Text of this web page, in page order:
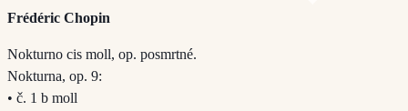
Frédéric Chopin
Nokturno cis moll, op. posmrtné.
Nokturna, op. 9:
• č. 1 b moll